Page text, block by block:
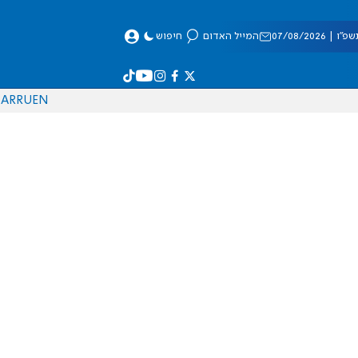
08/2026 המייל האדום חיפוש
EN
RU
AR